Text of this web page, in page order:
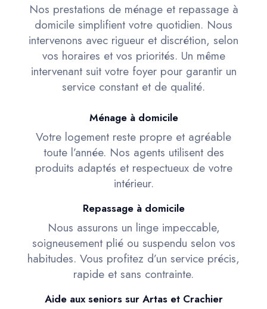
Nos prestations de ménage et repassage à
domicile simplifient votre quotidien. Nous
intervenons avec rigueur et discrétion, selon
vos horaires et vos priorités. Un même
intervenant suit votre foyer pour garantir un
service constant et de qualité.
Ménage à domicile
Votre logement reste propre et agréable
toute l’année. Nos agents utilisent des
produits adaptés et respectueux de votre
intérieur.
Repassage à domicile
Nous assurons un linge impeccable,
soigneusement plié ou suspendu selon vos
habitudes. Vous profitez d’un service précis,
rapide et sans contrainte.
Aide aux seniors sur Artas et Crachier